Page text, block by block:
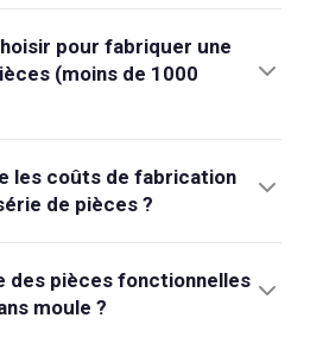
pour fabriquer une
(moins de 1000
les coûts de fabrication
de pièces ?
des pièces fonctionnelles
moule ?